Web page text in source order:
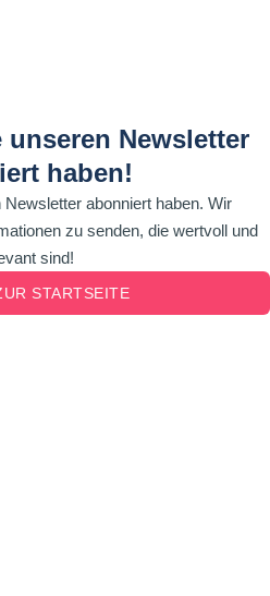
unseren Newsletter
haben!
abonniert haben. Wir
zu senden, die wertvoll und
sind!
STARTSEITE